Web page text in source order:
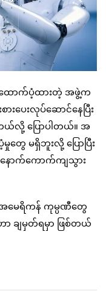
ထောက်ပံ့ထားတဲ့ အဖွဲ့က
ပေးလုပ်ဆောင်နေပြီး
ယ်လို့ ပြောပါတယ်။ အ
ေ မရှိဘူးလို့ ပြောပြီး
ောက်ကောက်ကျသွား
အမေရိကန် ကုမ္ပဏီတွေ
ချမှတ်ရမှာ ဖြစ်တယ်